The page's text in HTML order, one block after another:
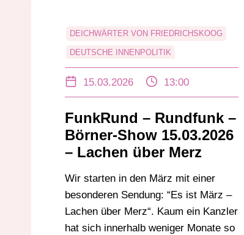
DEICHWÄRTER VON FRIEDRICHSKOOG
DEUTSCHE INNENPOLITIK
DEUTSCHLANDPOLITIK
HUMOR HAT VORFAHRT HUMOR RADIO
KANZLERKRITIK KANZLERPARODIE
POLITISCHE KOMMENTARE
15.03.2026 13:00
FunkRund – Rundfunk –
Börner-Show 15.03.2026
– Lachen über Merz
Wir starten in den März mit einer
besonderen Sendung: “Es ist März –
Lachen über Merz“. Kaum ein Kanzler
hat sich innerhalb weniger Monate so